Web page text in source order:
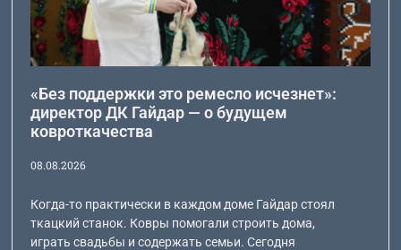
«Без поддержки это ремесло исчезнет»:
директор ДК Гайдар — о будущем
ковроткачества
08.08.2026
Когда-то практически в каждом доме Гайдар стоял
ткацкий станок. Ковры помогали строить дома,
играть свадьбы и содержать семьи. Сегодня